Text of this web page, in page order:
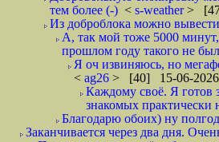
тем более (-) < s-weather>
Из доброблока можно
А, так мой тоже 5000
прошлом году такого не
Я оч извиняюсь, но
< ag26 > [40] 15-06-2026
Каждому своё. Я готов
знакомых практически
Благодарю обоих) ну
Заканчивается через два дня.